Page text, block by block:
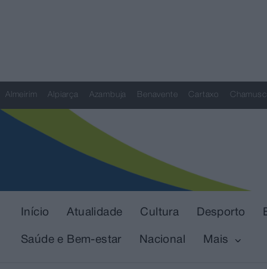
Almeirim Alpiarça Azambuja Benavente Cartaxo
Início Atualidade Cultura Desporto
Saúde e Bem-estar Nacional Mais